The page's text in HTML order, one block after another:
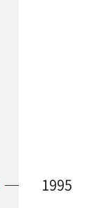
1995